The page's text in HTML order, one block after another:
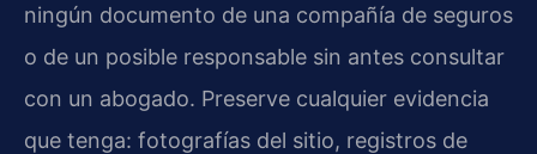
ningún documento de una compañía de seguros
o de un posible responsable sin antes consultar
con un abogado. Preserve cualquier evidencia
que tenga: fotografías del sitio, registros de